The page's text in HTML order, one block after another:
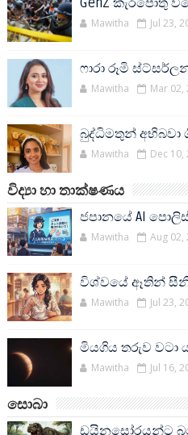
GenZ කැරපොතු
Mawitha Jul 23,
ෆාරා රූමි
Mawitha Mar 02,
බුද්ධිමතුන් අභිබවා
Mawitha Dec 10,
විද්‍යා හා තාක්ෂණය
ජපානයේ AI
Mawitha Aug 02,
විශ්වයේ ඈතින්
Mawitha Jul 23,
මියගිය තරුව වටා
Mawitha Jul 16,
සොබා
ඩයිනසෝරයන්ට